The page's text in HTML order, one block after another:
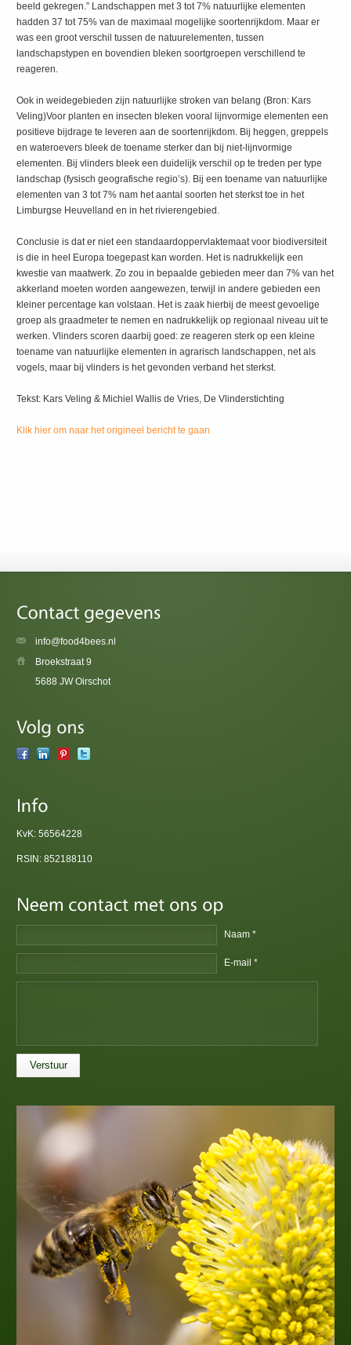
beeld gekregen.” Landschappen met 3 tot 7% natuurlijke elementen
hadden 37 tot 75% van de maximaal mogelijke soortenrijkdom. Maar er
was een groot verschil tussen de natuurelementen, tussen
landschapstypen en bovendien bleken soortgroepen verschillend te
reageren.
Ook in weidegebieden zijn natuurlijke stroken van belang (Bron: Kars
Veling)Voor planten en insecten bleken vooral lijnvormige elementen een
positieve bijdrage te leveren aan de soortenrijkdom. Bij heggen, greppels
en wateroevers bleek de toename sterker dan bij niet-lijnvormige
elementen. Bij vlinders bleek een duidelijk verschil op te treden per type
landschap (fysisch geografische regio’s). Bij een toename van natuurlijke
elementen van 3 tot 7% nam het aantal soorten het sterkst toe in het
Limburgse Heuvelland en in het rivierengebied.
Conclusie is dat er niet een standaardoppervlaktemaat voor biodiversiteit
is die in heel Europa toegepast kan worden. Het is nadrukkelijk een
kwestie van maatwerk. Zo zou in bepaalde gebieden meer dan 7% van het
akkerland moeten worden aangewezen, terwijl in andere gebieden een
kleiner percentage kan volstaan. Het is zaak hierbij de meest gevoelige
groep als graadmeter te nemen en nadrukkelijk op regionaal niveau uit te
werken. Vlinders scoren daarbij goed: ze reageren sterk op een kleine
toename van natuurlijke elementen in agrarisch landschappen, net als
vogels, maar bij vlinders is het gevonden verband het sterkst.
Tekst: Kars Veling & Michiel Wallis de Vries, De Vlinderstichting
Klik hier om naar het origineel bericht te gaan
info@food4bees.nl
Broekstraat 9
5688 JW Oirschot
KvK: 56564228
RSIN: 852188110
Naam *
E-mail *
Verstuur